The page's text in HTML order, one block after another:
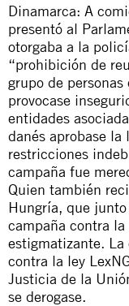
Dinamarca: A
presentó al
otorgaba a la
“prohibición de
grupo de
provocase
entidades
danés aprobase
restricciones
campaña fue
Quien también
Hungría, que
campaña contra la
estigmatizante.
contra la ley
Justicia de la
se derogase.